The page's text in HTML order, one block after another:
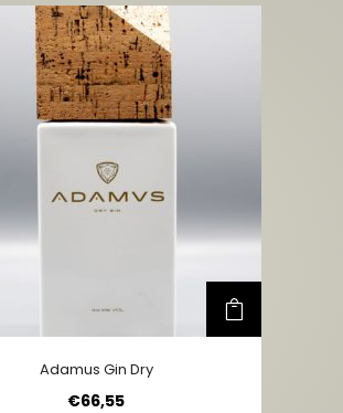
Adamus Gin Dry
€66,55